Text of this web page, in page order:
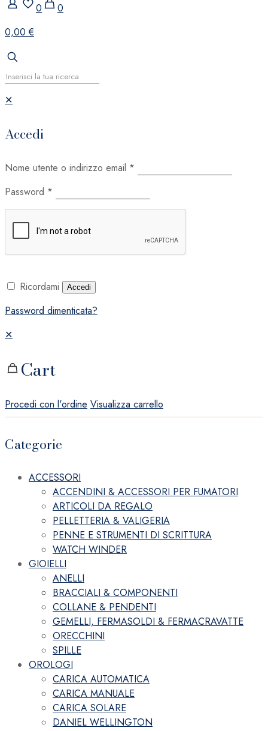
0
0
0,00 €
✕
Accedi
Nome utente o indirizzo email *
Password *
Ricordami Accedi
Password dimenticata?
✕
Cart
Procedi con l'ordine Visualizza carrello
Categorie
ACCESSORI
ACCENDINI & ACCESSORI PER FUMATORI
ARTICOLI DA REGALO
PELLETTERIA & VALIGERIA
PENNE E STRUMENTI DI SCRITTURA
WATCH WINDER
GIOIELLI
ANELLI
BRACCIALI & COMPONENTI
COLLANE & PENDENTI
GEMELLI, FERMASOLDI & FERMACRAVATTE
ORECCHINI
SPILLE
OROLOGI
CARICA AUTOMATICA
CARICA MANUALE
CARICA SOLARE
DANIEL WELLINGTON